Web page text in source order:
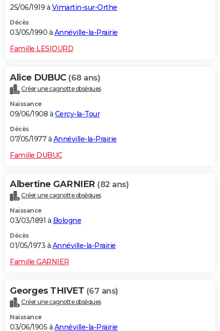
25/06/1919 à Vimartin-sur-Orthe
Décès
03/05/1990 à Annéville-la-Prairie
Famille LESIOURD
Alice DUBUC (68 ans)
Créer une cagnotte obsèques
Naissance
09/06/1908 à Cercy-la-Tour
Décès
07/05/1977 à Annéville-la-Prairie
Famille DUBUC
Albertine GARNIER (82 ans)
Créer une cagnotte obsèques
Naissance
03/03/1891 à Bologne
Décès
01/05/1973 à Annéville-la-Prairie
Famille GARNIER
Georges THIVET (67 ans)
Créer une cagnotte obsèques
Naissance
03/06/1905 à Annéville-la-Prairie